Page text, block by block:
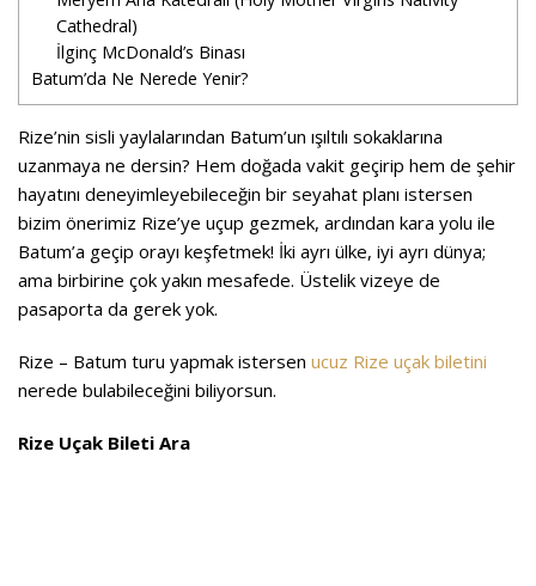
Cathedral)
İlginç McDonald’s Binası
Batum’da Ne Nerede Yenir?
Rize’nin sisli yaylalarından Batum’un ışıltılı sokaklarına
uzanmaya ne dersin? Hem doğada vakit geçirip hem de şehir
hayatını deneyimleyebileceğin bir seyahat planı istersen
bizim önerimiz Rize’ye uçup gezmek, ardından kara yolu ile
Batum’a geçip orayı keşfetmek! İki ayrı ülke, iyi ayrı dünya;
ama birbirine çok yakın mesafede. Üstelik vizeye de
pasaporta da gerek yok.
Rize – Batum turu yapmak istersen ucuz Rize uçak biletini
nerede bulabileceğini biliyorsun.
Rize Uçak Bileti Ara